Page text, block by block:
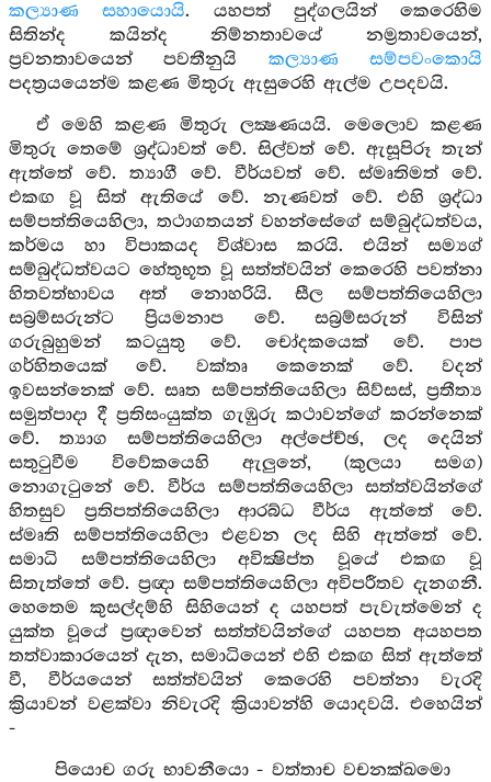
කල්‍යාණ සහායොයි. යහපත් පුද්ගලයින් කෙරෙහිම
සිතින්ද කයින්ද නිම්නතාවයේ නම්‍රතාවයෙන්,
ප්‍රවනතාවයෙන් පවතීනුයි කල්‍යාණ සම්පවංකොයි
පදත්‍රයයෙන්ම කළණ මිතුරු ඇසුරෙහි ඇල්ම උපදවයි.
ඒ මෙහි කළණ මිතුරු ලක්‍ෂණයයි. මෙලොව කළණ
මිතුරු තෙමේ ශ්‍රද්ධාවත් වේ. සිල්වත් වේ. ඇසූපිරූ තැන්
ඇත්තේ වේ. ත්‍යාගී වේ. වීර්යවත් වේ. ස්මෘතිමත් වේ.
එකඟ වූ සිත් ඇතියේ වේ. නැණවත් වේ. එහි ශ්‍රද්ධා
සම්පත්තියෙහිලා, තථාගතයන් වහන්සේගේ සම්බුද්ධත්වය,
කර්මය හා විපාකයද විශ්වාස කරයි. එයින් සම්‍යග්
සම්බුද්ධත්වයට හේතුභූත වූ සත්ත්වයින් කෙරෙහි පවත්නා
හිතවත්භාවය අත් නොහරියි. සීල සම්පත්තියෙහිලා
සබ්‍රම්සරුන්ට ප්‍රියමනාප වේ. සබ්‍රම්සරුන් විසින්
ගරුබුහුමන් කටයුතු වේ. චෝදකයෙක් වේ. පාප
ගර්හිතයෙක් වේ. වක්තෘ කෙනෙක් වේ. වදන්
ඉවසන්නෙක් වේ. සෘත සම්පත්තියෙහිලා සිව්සස්, ප්‍රතීත්‍ය
සමුත්පාදා දී ප්‍රතිසංයුක්ත ගැඹුරු කථාවන්ගේ කරන්නෙක්
වේ. ත්‍යාග සම්පත්තියෙහිලා අල්පේච්ඡ, ලද දෙයින්
සතුටුවීම විවේකයෙහි ඇලුනේ, (කුලයා සමග)
නොගැටුනේ වේ. වීර්ය සම්පත්තියෙහිලා සත්ත්වයින්ගේ
හිතසුව ප්‍රතිපත්තියෙහිලා ආරබ්ධ වීර්ය ඇත්තේ වේ.
ස්මෘති සම්පත්තියෙහිලා එළවන ලද සිහි ඇත්තේ වේ.
සමාධි සම්පත්තියෙහිලා අවික්‍ෂිප්ත වූයේ එකඟ වූ
සිතැත්තේ වේ. ප්‍රඥා සම්පත්තියෙහිලා අවිපරීතව දැනගනී.
හෙතෙම කුසල්දම්හි සිහියෙන් ද යහපත් පැවැත්මෙන් ද
යුක්ත වූයේ ප්‍රඥාවෙන් සත්ත්වයින්ගේ යහපත අයහපත
තත්වාකාරයෙන් දැන, සමාධියෙන් එහි එකඟ සිත් ඇත්තේ
වී, වීර්යයෙන් සත්ත්වයින් කෙරෙහි පවත්නා වැරදි
ක්‍රියාවන් වළක්වා නිවැරදි ක්‍රියාවන්හි යොදවයි. එහෙයින්
-
පියොච ගරු භාවනීයො - වත්තාච වචනක්ඛමො